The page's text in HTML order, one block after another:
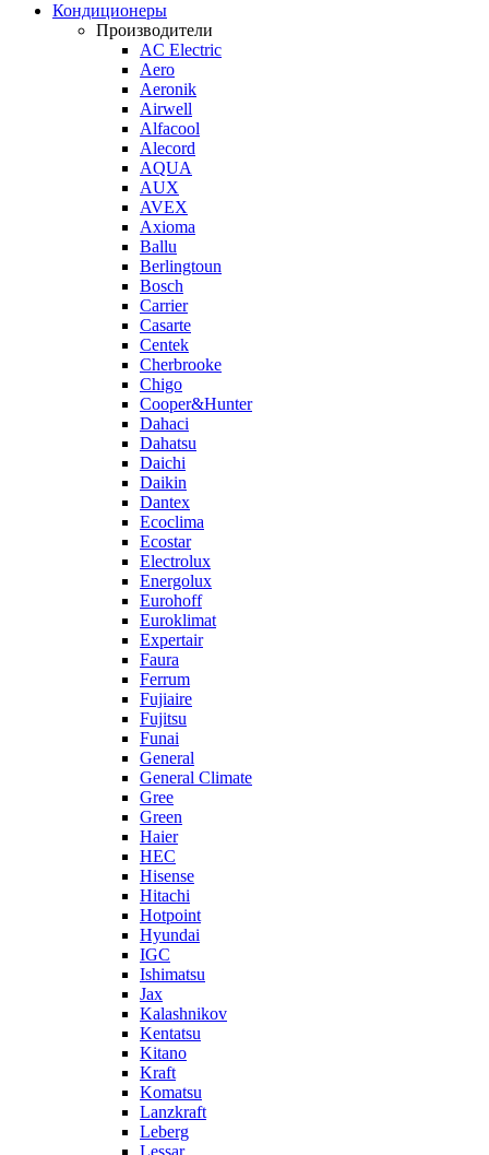
Кондиционеры
Производители
AC Electric
Aero
Aeronik
Airwell
Alfacool
Alecord
AQUA
AUX
AVEX
Axioma
Ballu
Berlingtoun
Bosch
Carrier
Casarte
Centek
Cherbrooke
Chigo
Cooper&Hunter
Dahaci
Dahatsu
Daichi
Daikin
Dantex
Ecoclima
Ecostar
Electrolux
Energolux
Eurohoff
Euroklimat
Expertair
Faura
Ferrum
Fujiaire
Fujitsu
Funai
General
General Climate
Gree
Green
Haier
HEC
Hisense
Hitachi
Hotpoint
Hyundai
IGC
Ishimatsu
Jax
Kalashnikov
Kentatsu
Kitano
Kraft
Komatsu
Lanzkraft
Leberg
Lessar